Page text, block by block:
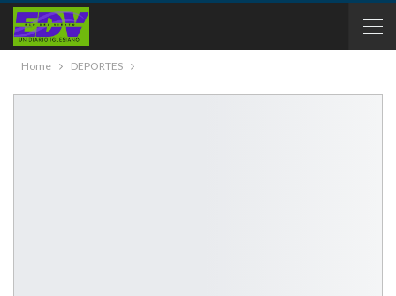
Home DEPORTES